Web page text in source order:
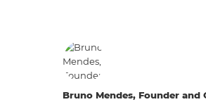
Bruno Mendes, Founder and